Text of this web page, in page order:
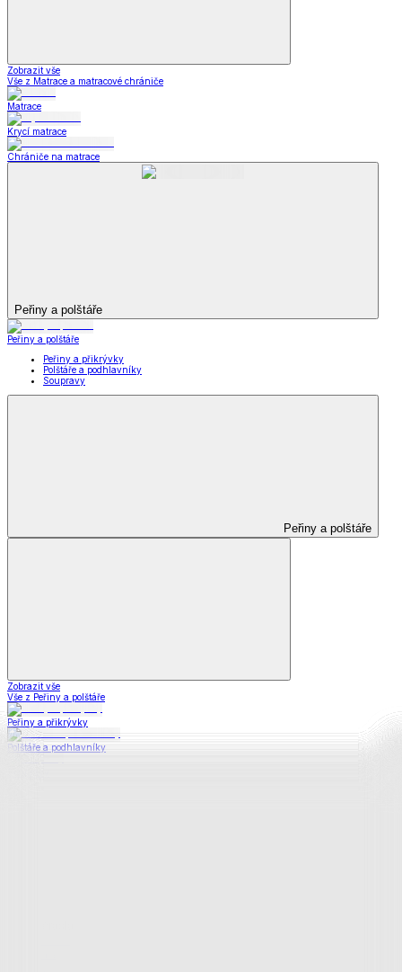
Zobrazit vše
Vše z Matrace a matracové chrániče
Matrace
Krycí matrace
Chrániče na matrace
Peřiny a polštáře
Peřiny a polštáře
Peřiny a přikrývky
Polštáře a podhlavníky
Soupravy
Peřiny a polštáře
Zobrazit vše
Vše z Peřiny a polštáře
Peřiny a přikrývky
Polštáře a podhlavníky